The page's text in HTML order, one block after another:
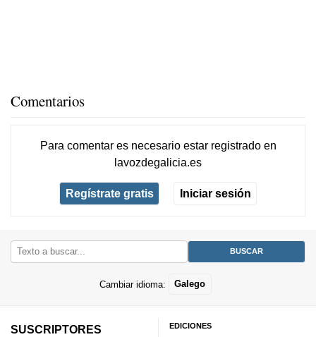
Comentarios
Para comentar es necesario estar registradoen
lavozdegalicia.es
Regístrate gratis Iniciar sesión
Cambiar idioma: Galego
SUSCRIPTORES
EDICIONES